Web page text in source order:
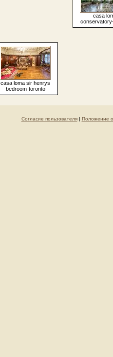
casa
casa loma sir henrys
bedroom-toronto
Согласие пользователя| Положение